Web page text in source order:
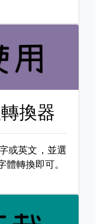
換器
或英文，並選
體轉換即可。